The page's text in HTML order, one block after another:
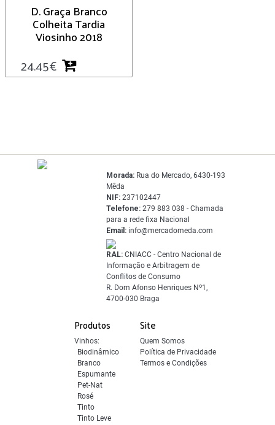
D. Graça Branco
Colheita Tardia
Viosinho 2018
24.45€
Produtos
Vinhos:
Biodinâmico
Branco
Espumante
Pet-Nat
Rosé
Tinto
Tinto Leve
Site
Quem Somos
Política de Privacidade
Termos e Condições
Morada: Rua do Mercado, 6430-193
Mêda
NIF: 237102447
Telefone: 279 883 038 - Chamada
para a rede fixa Nacional
Email: info@mercadomeda.com
RAL: CNIACC - Centro Nacional de
Informação e Arbitragem de
Conflitos de Consumo
R. Dom Afonso Henriques Nº1,
4700-030 Braga